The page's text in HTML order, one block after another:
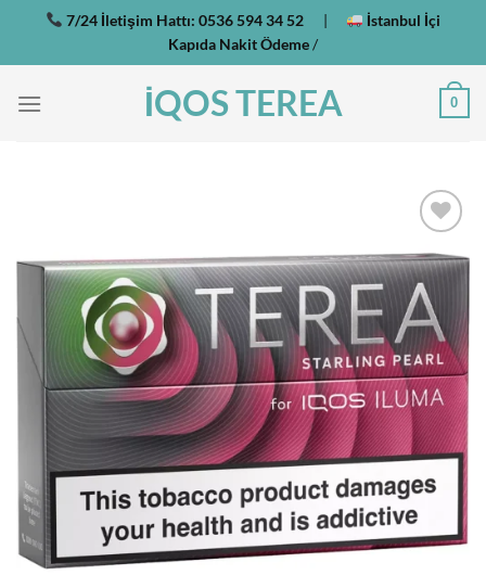
İçeriğe
7/24 İletişim Hattı: 0536 594 34 52 |
İstanbul İçi
Kapıda Nakit Ödeme/
İQOS TEREA 0